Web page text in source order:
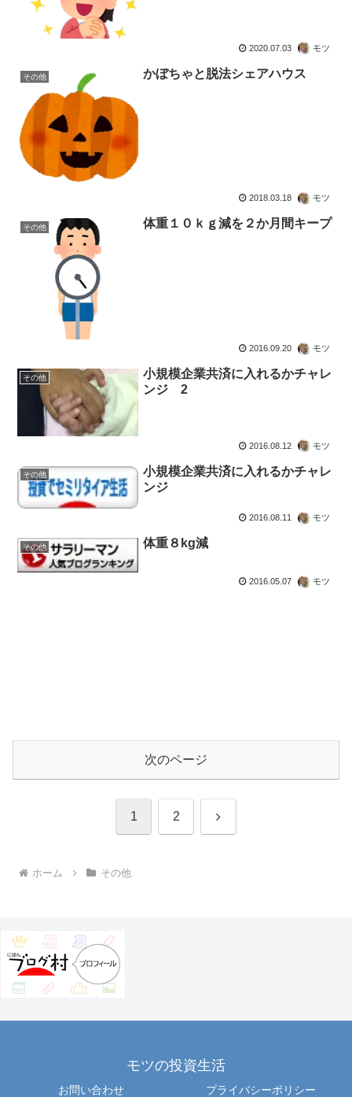
2020.07.03 モツ
その他 かぼちゃと脱法シェアハウス
2018.03.18 モツ
その他 体重１０ｋｇ減を２か月間キープ
2016.09.20 モツ
その他
小規模企業共済に入れるかチャレ
ンジ 2
2016.08.12 モツ
その他
小規模企業共済に入れるかチャレ
ンジ
2016.08.11 モツ
その他 体重８kg減
2016.05.07 モツ
次のページ
1 2 次
ホーム その他
モツの投資生活
お問い合わせ プライバシーポリシー